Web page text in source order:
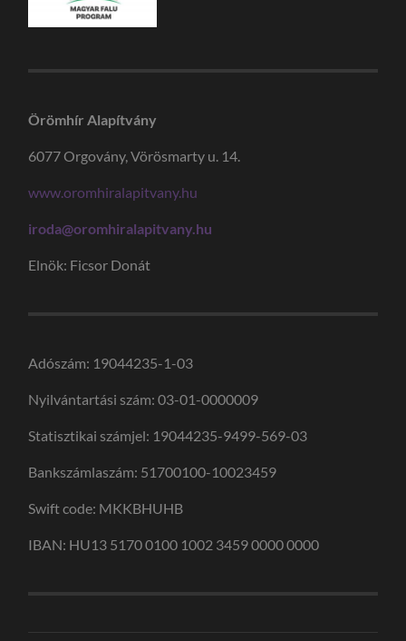
Örömhír Alapítvány
6077 Orgovány, Vörösmarty u. 14.
www.oromhiralapitvany.hu
iroda@oromhiralapitvany.hu
Elnök: Ficsor Donát
Adószám: 19044235-1-03
Nyilvántartási szám: 03-01-0000009
Statisztikai számjel: 19044235-9499-569-03
Bankszámlaszám: 51700100-10023459
Swift code: MKKBHUHB
IBAN: HU13 5170 0100 1002 3459 0000 0000